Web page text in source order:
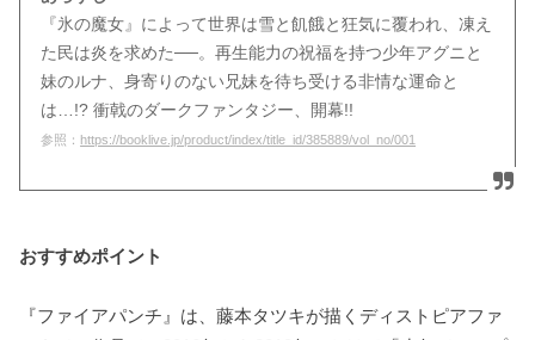
『氷の魔女』によって世界は雪と飢餓と狂気に覆われ、凍え
た民は炎を求めた──。再生能力の祝福を持つ少年アグニと
妹のルナ、身寄りのない兄妹を待ち受ける非情な運命と
は…!? 衝戟のダークファンタジー、開幕!!
参照： https://booklive.jp/product/index/title_id/385889/vol_no/001
おすすめポイント
『ファイアパンチ』は、藤本タツキが描くディストピアファ